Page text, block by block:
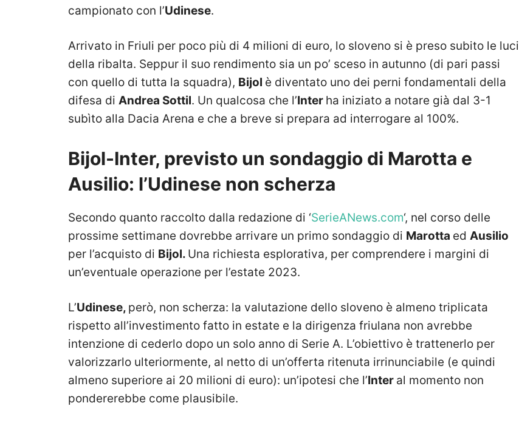
campionato con l’Udinese.
Arrivato in Friuli per poco più di 4 milioni di euro, lo sloveno si è preso subito le luci
della ribalta. Seppur il suo rendimento sia un po’ sceso in autunno (di pari passi
con quello di tutta la squadra), Bijol è diventato uno dei perni fondamentali della
difesa di Andrea Sottil. Un qualcosa che l’Inter ha iniziato a notare già dal 3-1
subìto alla Dacia Arena e che a breve si prepara ad interrogare al 100%.
Bijol-Inter, previsto un sondaggio di Marotta e
Ausilio: l’Udinese non scherza
Secondo quanto raccolto dalla redazione di ‘SerieANews.com‘, nel corso delle
prossime settimane dovrebbe arrivare un primo sondaggio di Marotta ed Ausilio
per l’acquisto di Bijol. Una richiesta esplorativa, per comprendere i margini di
un’eventuale operazione per l’estate 2023.
L’Udinese, però, non scherza: la valutazione dello sloveno è almeno triplicata
rispetto all’investimento fatto in estate e la dirigenza friulana non avrebbe
intenzione di cederlo dopo un solo anno di Serie A. L’obiettivo è trattenerlo per
valorizzarlo ulteriormente, al netto di un’offerta ritenuta irrinunciabile (e quindi
almeno superiore ai 20 milioni di euro): un’ipotesi che l’Inter al momento non
pondererebbe come plausibile.